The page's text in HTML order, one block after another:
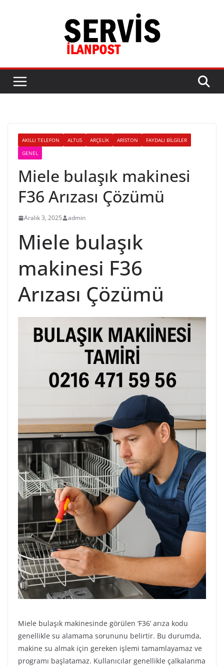
AKILLI TELEFON ALTUS ARÇELIK ARISTON
FAYDALI BILGILER
GENEL
Miele bulaşık makinesi
F36 Arızası Çözümü
Aralık 3, 2025 admin
Miele bulaşık
makinesi F36
Arızası Çözümü
Miele bulaşık makinesinde görülen ‘F36’ arıza kodu
genellikle su alamama sorununu belirtir. Bu durumda,
makine su almak için gereken işlemi tamamlayamaz ve
programı başlatamaz. Kullanıcılar genellikle çalkalanma